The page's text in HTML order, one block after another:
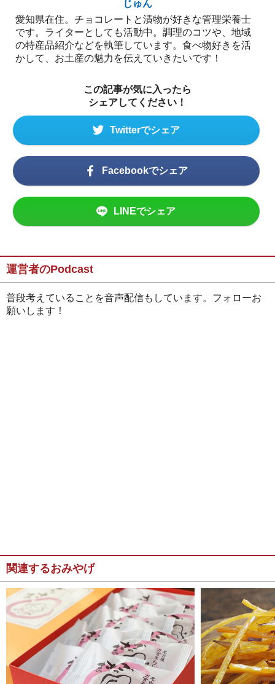
じゅん
愛知県在住。チョコレートと漬物が好きな管理栄養士
です。ライターとしても活動中。調理のコツや、地域
の特産品紹介などを執筆しています。食べ物好きを活
かして、お土産の魅力を伝えていきたいです！
この記事が気に入ったら
シェアしてください！
Twitterでシェア
Facebookでシェア
LINEでシェア
運営者のPodcast
普段考えていることを音声配信もしています。フォローお
願いします！
関連するおみやげ